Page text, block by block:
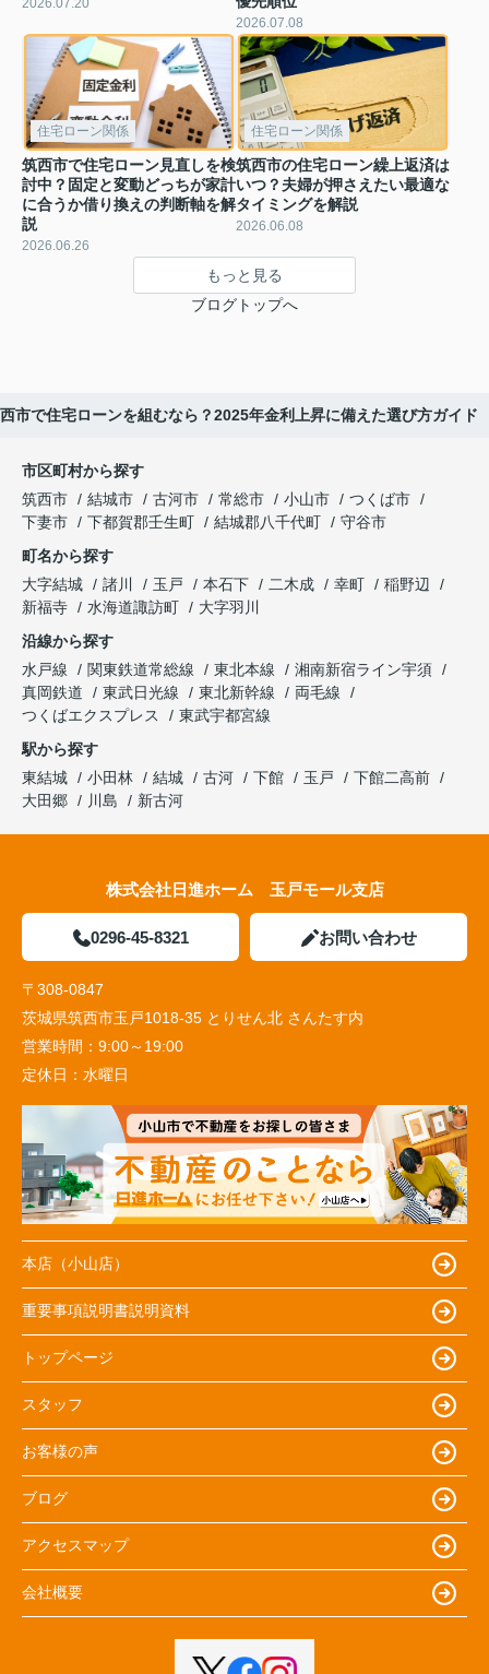
2026.07.08
住宅ローン関係
筑西市で住宅ローン見直しを検
討中？固定と変動どっちが家計
に合うか借り換えの判断軸を解
説
2026.06.26
住宅ローン関係
筑西市の住宅ローン繰上返済は
いつ？夫婦が押さえたい最適な
タイミングを解説
2026.06.08
もっと見る
ブログトップへ
市で住宅ローンを組むなら？2025年金利上昇に備えた選び方ガイド
市区町村から探す
筑西市
結城市 古河市 常総市 小山市
つくば市
下妻市
下都賀郡壬生町 結城郡八千代町
守谷市
町名から探す
大字結城
諸川 玉戸 本石下 二木成 幸町
稲野辺
新福寺
水海道諏訪町
大字羽川
沿線から探す
水戸線
関東鉄道常総線 東北本線
湘南新宿ライン宇須
真岡鉄道
東武日光線 東北新幹線
両毛線
つくばエクスプレス
東武宇都宮線
駅から探す
東結城
小田林 結城 古河 下館 玉戸
下館二高前
大田郷
川島 新古河
株式会社日進ホーム 玉戸モール支店
0296-45-8321 お問い合わせ
〒308-0847
茨城県筑西市玉戸1018-35 とりせん北 さんたす内
営業時間： 9:00～19:00
定休日： 水曜日
本店（小山店）
重要事項説明書説明資料
トップページ
スタッフ
お客様の声
ブログ
アクセスマップ
会社概要